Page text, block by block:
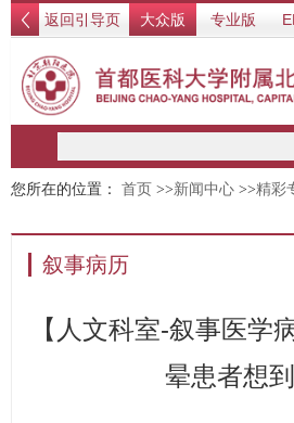
返回引导页 大众版 专业版
您所在的位置： 首页 >>新闻中心 >>精彩
叙事病历
【人文科室-叙事医学
晕患者想